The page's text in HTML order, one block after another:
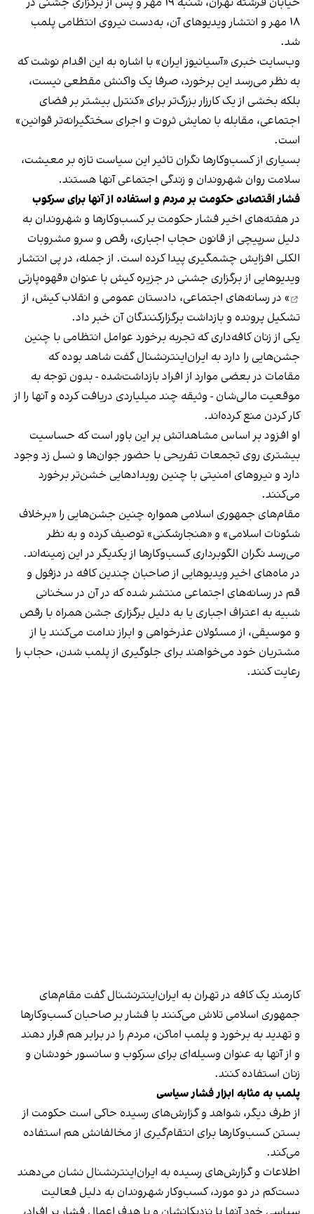
۱۸ مهر و انتشار ویدیوهای آن، به‌دست نیروی انتظامی پلمب
شد.
وب‌سایت خبری «آسیانیوز ایران» با اشاره به این اقدام نوشت که
به نظر می‌رسد این برخورد، صرفا یک واکنش مقطعی نیست،
بلکه بخشی از یک کارزار بزرگ‌تر برای «کنترل بیشتر بر فضای
اجتماعی، مقابله با نمایش ثروت و اجرای سختگیرانه‌تر قوانین»
است.
بسیاری از کسب‌وکارها نگران تاثیر این سیاست‌ تازه بر معیشت،
سلامت روان شهروندان و زندگی اجتماعی آنها هستند.
فشار اقتصادی حکومت بر مردم و استفاده از آنها برای سرکوب
در هفته‌های اخیر فشار حکومت بر کسب‌وکارها و شهروندان به
دلیل سرپیچی از قانون حجاب اجباری، رقص و سرو مشروبات
الکلی افزایش چشمگیری پیدا کرده است. از جمله، در پی انتشار
ویدیوهایی از برگزاری جشنی در جزیره کیش با عنوان «قهوه‌پارتی
» در رسانه‌های اجتماعی، دادستان عمومی و انقلاب کیش، از
تشکیل پرونده و بازداشت برگزارکنندگان آن خبر داد.
یکی از زنان کافه‌داری که تجربه برخورد عوامل انتظامی با چنین
جشن‌هایی را دارد به ایران‌اینترنشنال گفت شاهد بوده که
مقامات در بعضی موارد از افراد بازداشت‌‌شده - بدون توجه به
موقعیت مالی‌شان - وثیقه چند میلیاردی دریافت کرده و آنها را از
کار کردن منع کرده‌اند.
او افزود بر اساس مشاهداتش بر این باور است که حساسیت
بیشتری روی تجمعات تفریحی با حضور جوان‌ها و نسل زد وجود
دارد و نیروهای امنیتی با چنین رویدادهایی خشن‌تر برخورد
می‌کنند.
مقام‌های جمهوری اسلامی همواره چنین جشن‌هایی را «برخلاف
شئونات اسلامی» و «هنجارشکنی» توصیف کرده و به نظر
می‌رسد نگران الگوبرداری کسب‌وکارها از یکدیگر در این زمینه‌اند.
در ماه‌های اخیر ویدیوهایی از صاحبان چندین کافه در دزفول و
قم در رسانه‌های اجتماعی منتشر شده که در آن در سخنانی
شبیه به اعتراف اجباری یا به دلیل برگزاری جشن همراه با رقص
و موسیقی، از مسئولان عذرخواهی و ابراز ندامت می‌کنند یا از
مشتریان خود می‌خواهند برای جلوگیری از پلمب شدن، حجاب را
رعایت کنند.
کارمند یک کافه در تهران به ایران‌اینترنشنال گفت مقام‌های
جمهوری اسلامی تلاش می‌کنند با فشار بر صاحبان کسب‌وکارها
و تهدید به برخورد و پلمب اماکن، مردم را در برابر هم قرار دهند
و از آنها به عنوان وسیله‌ای برای سرکوب و سانسور خودشان و
زنان استفاده کنند.
پلمب به مثابه ابزار فشار سیاسی
از طرف دیگر، شواهد و گزارش‌های رسیده حاکی است حکومت از
بستن کسب‌وکارها برای انتقام‌گیری از مخالفانش هم استفاده
می‌کند.
اطلاعات و گزارش‌های رسیده به ایران‌اینترنشنال نشان می‌دهند
دست‌کم در دو مورد، کسب‌وکار شهروندان به دلیل فعالیت